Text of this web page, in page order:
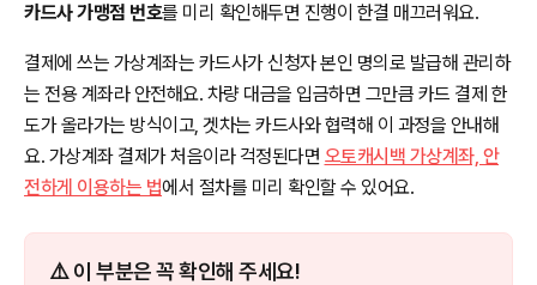
카드사 가맹점 번호를 미리 확인해두면 진행이 한결 매끄러워요.
결제에 쓰는 가상계좌는 카드사가 신청자 본인 명의로 발급해 관리하
는 전용 계좌라 안전해요. 차량 대금을 입금하면 그만큼 카드 결제 한
도가 올라가는 방식이고, 겟차는 카드사와 협력해 이 과정을 안내해
요. 가상계좌 결제가 처음이라 걱정된다면 오토캐시백 가상계좌, 안
전하게 이용하는 법에서 절차를 미리 확인할 수 있어요.
⚠️ 이 부분은 꼭 확인해 주세요!